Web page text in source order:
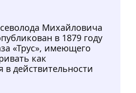
Михайловича
в 1879 году
«Трус», имеющего
как
действительности